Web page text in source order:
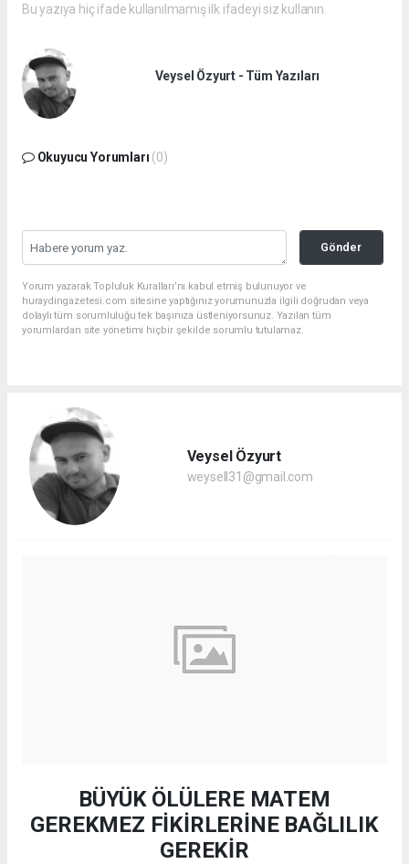
Bu yazıya hiç ifade kullanılmamış ilk ifadeyi siz kullanın.
Veysel Özyurt - Tüm Yazıları
Okuyucu Yorumları (0)
Gönder
Yorum yazarak Topluluk Kuralları’nı kabul etmiş bulunuyor ve
huraydingazetesi.com sitesine yaptığınız yorumunuzla ilgili doğrudan veya
dolaylı tüm sorumluluğu tek başınıza üstleniyorsunuz. Yazılan tüm
yorumlardan site yönetimi hiçbir şekilde sorumlu tutulamaz.
Veysel Özyurt
weysell31@gmail.com
BÜYÜK ÖLÜLERE MATEM
GEREKMEZ FİKİRLERİNE BAĞLILIK
GEREKİR